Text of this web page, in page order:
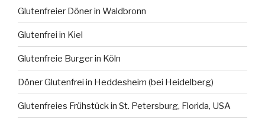
Glutenfreier Döner in Waldbronn
Glutenfrei in Kiel
Glutenfreie Burger in Köln
Döner Glutenfrei in Heddesheim (bei Heidelberg)
Glutenfreies Frühstück in St. Petersburg, Florida, USA